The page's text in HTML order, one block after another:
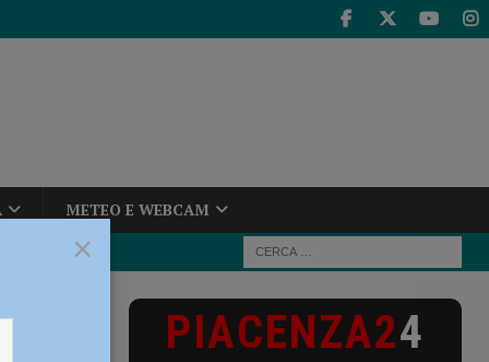
METEO E WEBCAM
mezzo alla PIACENZA24
×